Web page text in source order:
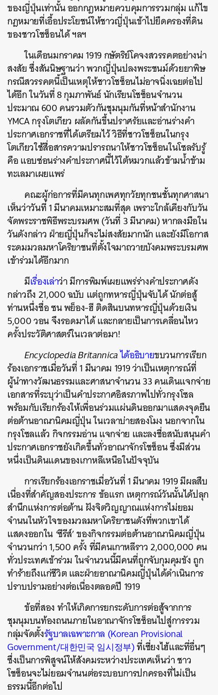
ของญี่ปุ่นเท่านั้น ออกกฎหมายควบคุมการรวมกลุ่ม แก้ไข
กฎหมายที่เอื้อประโยชน์ให้ชาวญี่ปุ่นเข้าไปยึดครองที่ดิน
ของชาวโชซ็อนได้ ฯลฯ
ในเดือนมกราคม 1919 กษัตริย์โคจงสวรรคตอย่างน่า
สงสัย ซึ่งสันนิษฐานว่า พวกญี่ปุ่นปลงพระชนม์ด้วยยาพิษ
กรณีสวรรคตนี้เป็นเหตุให้ชาวโชซ็อนไม่อาจนิ่งเฉยต่อไป
ได้อีก ในวันที่ 8 กุมภาพันธ์ นักเรียนโชซ็อนจำนวน
ประมาณ 600 คนรวมตัวกันชุมนุมกันที่หน้าสำนักงาน
YMCA กรุงโตเกียว ผลัดกันขึ้นปราศรัยและอ่านร่างคำ
ประกาศเอกราชที่ได้เตรียมไว้ วิธีที่ชาวโชซ็อนในกรุง
โตเกียวใช้สื่อสารความปรารถนาให้ชาวโชซ็อนในโซลรับรู้
คือ แอบซ่อนร่างคำประกาศนี้ไว้ใต้หมวกแล้วข้ามน้ำข้าม
ทะเลมาเผยแพร่
คณะผู้ก่อการที่มีคนทุกเพศทุกวัยทุกชนชั้นทุกศาสนา
เห็นว่าวันที่ 1 มีนาคมเหมาะสมที่สุด เพราะใกล้เคียงกับวัน
จัดพระราชพิธีพระบรมศพ (วันที่ 3 มีนาคม) หากลงมือใน
วันดังกล่าว ฝ่ายญี่ปุ่นก็จะไม่สงสัยมากนัก และยังมีโอกาส
ระดมมวลมหาโคริยาชนที่ตั้งใจมาถวายบังคมพระบรมศพ
เข้าร่วมได้อีกมาก
มีเรื่องเล่าว่า มีการพิมพ์เผยแพร่ร่างคำประกาศดัง
กล่าวถึง 21,000 ฉบับ แต่ถูกทหารญี่ปุ่นจับได้ นักต่อสู้
ท่านหนึ่งชื่อ ซน พย็อง-ฮี ติดสินบนทหารญี่ปุ่นด้วยเงิน
5,000 วอน จึงรอดมาได้ และกลายเป็นการเคลื่อนไหว
ครั้งประวัติศาสตร์ในเวลาต่อมา!
Encyclopedia Britannicaได้อธิบายขบวนการเรียก
ร้องเอกราชเมื่อวันที่ 1 มีนาคม 1919 ว่าเป็นเหตุการณ์ที่
ผู้นำทางวัฒนธรรมและศาสนาจำนวน 33 คนเดินแจกจ่าย
เอกสารที่ระบุว่าเป็นคำประกาศอิสรภาพไปทั่วกรุงโซล
พร้อมกับเรียกร้องให้เพื่อนร่วมแผ่นดินออกมาแสดงจุดยืน
ต่อต้านอาณานิคมญี่ปุ่น ในเวลาบ่ายสองโมง นอกจากใน
กรุงโซลแล้ว กิจกรรมอ่าน แจกจ่าย และลงชื่อสนับสนุนคำ
ประกาศเอกราชยังเกิดขึ้นทั่วอาณาจักรโชซ็อน ซึ่งมีส่วน
หนึ่งเป็นดินแดนของเกาหลีเหนือในปัจจุบัน
การเรียกร้องเอกราชเมื่อวันที่ 1 มีนาคม 1919 มีผลสืบ
เนื่องที่สำคัญสองประการ ข้อแรก เหตุการณ์วันนั้นได้ปลุก
สำนึกแห่งการต่อต้าน ฝังจิตวิญญาณแห่งการไม่ยอม
จำนนในหัวใจของมวลมหาโคริยาชนดังที่พวกเขาได้
แสดงออกใน ‘ซีรีส์’ ของกิจกรรมต่อต้านอาณานิคมญี่ปุ่น
จำนวนกว่า 1,500 ครั้ง ที่มีคนเกาหลีราว 2,000,000 คน
ทั่วประเทศเข้าร่วม ในจำนวนนี้มีคนที่ถูกจับกุมคุมขัง ถูก
ทำร้ายถึงแก่ชีวิต และฝ่ายอาณานิคมญี่ปุ่นได้ดำเนินการ
ปราบปรามอย่างต่อเนื่องตลอดปี 1919
ข้อที่สอง ทำให้เกิดการยกระดับการต่อสู้จากการ
ชุมนุมบนท้องถนนภายในอาณาจักรโชซ็อนไปสู่การรวม
กลุ่มจัดตั้งรัฐบาลเฉพาะกาล (Korean Provisional
Government/대한민국 임시정부)ที่เซี่ยงไฮ้และที่อื่นๆ
ซึ่งเป็นการพิสูจน์ให้สังคมระหว่างประเทศเห็นว่า ชาว
โชซ็อนจะไม่ยอมจำนนต่อระบอบการปกครองที่ไม่เป็น
ธรรมนี้อีกต่อไป